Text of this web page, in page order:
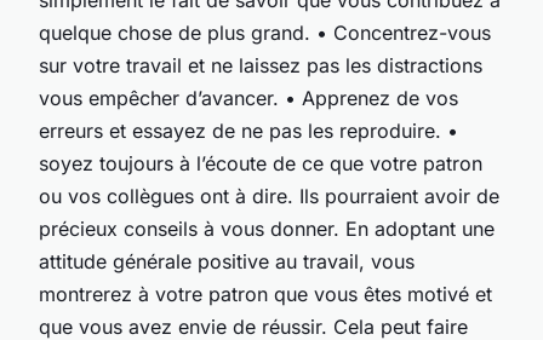
quelque chose de plus grand. • Concentrez-vous
sur votre travail et ne laissez pas les distractions
vous empêcher d’avancer. • Apprenez de vos
erreurs et essayez de ne pas les reproduire. •
soyez toujours à l’écoute de ce que votre patron
ou vos collègues ont à dire. Ils pourraient avoir de
précieux conseils à vous donner. En adoptant une
attitude générale positive au travail, vous
montrerez à votre patron que vous êtes motivé et
que vous avez envie de réussir. Cela peut faire